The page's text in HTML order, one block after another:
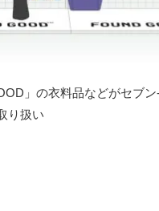
」の衣料品などがセブ
り扱い